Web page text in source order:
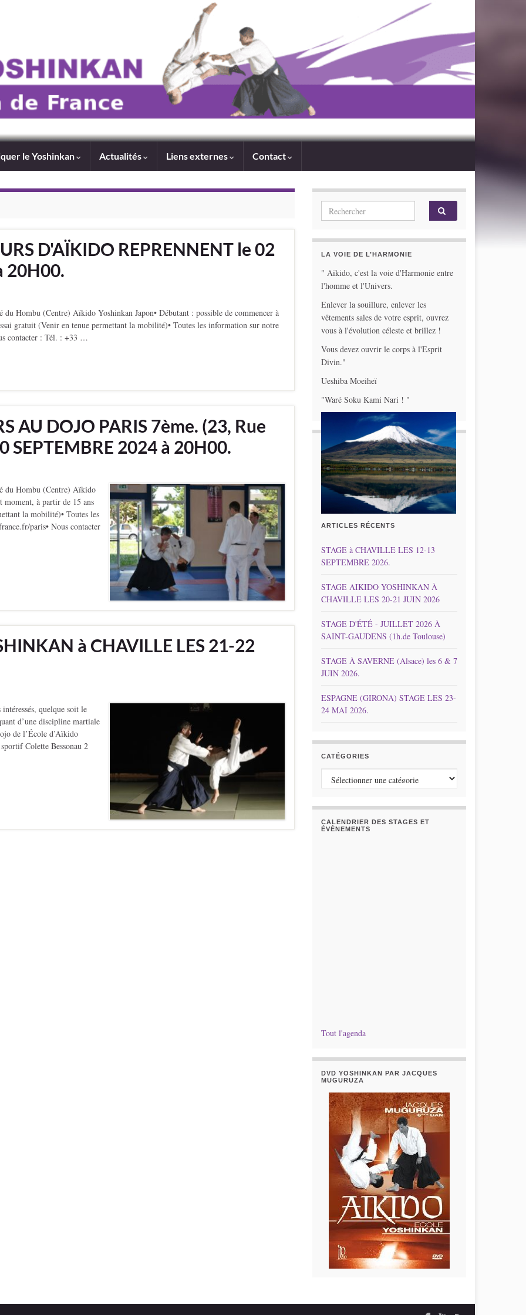
le Yoshinkan Actualités Liens externes Contact
D'AÏKIDO REPRENNENT le 02
20H00.
Hombu (Centre) Aïkido Yoshinkan Japon• Débutant : possible de commencer à
gratuit (Venir en tenue permettant la mobilité)• Toutes les information sur notre
contacter : Tél. : +33 …
AU DOJO PARIS 7ème. (23, Rue
2024 à 20H00.
du Hombu (Centre) Aïkido
moment, à partir de 15 ans
la mobilité)• Toutes les
paris• Nous contacter
à CHAVILLE LES 21-22
quelque soit le
d’une discipline martiale
de l’École d’Aïkido
Colette Bessonau 2
Search for:
LA VOIE DE L’HARMONIE
" Aïkido, c'est la voie d'Harmonie entre
l'homme et l'Univers.
Enlever la souillure, enlever les
vêtements sales de votre esprit, ouvrez
vous à l'évolution céleste et brillez !
Vous devez ouvrir le corps à l'Esprit
Divin."
Ueshiba Moeiheï
"Waré Soku Kami Nari ! "
ARTICLES RÉCENTS
STAGE à CHAVILLE LES 12-13
SEPTEMBRE 2026.
STAGE AIKIDO YOSHINKAN À
CHAVILLE LES 20-21 JUIN 2026
STAGE D'ÉTÉ - JUILLET 2026 À
SAINT-GAUDENS (1h.de Toulouse)
STAGE À SAVERNE (Alsace) les 6 & 7
JUIN 2026.
ESPAGNE (GIRONA) STAGE LES 23-
24 MAI 2026.
CATÉGORIES
Catégories
CALENDRIER DES STAGES ET
ÉVÉNEMENTS
Tout l'agenda
DVD YOSHINKAN PAR JACQUES
MUGURUZA